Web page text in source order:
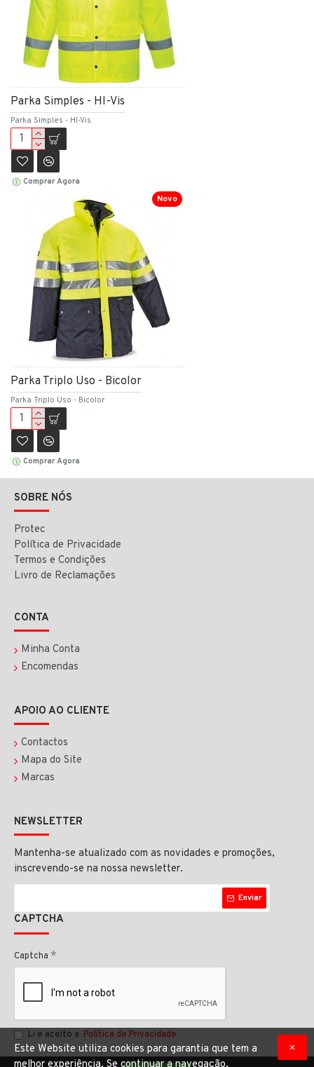
Parka Simples - HI-Vis
Parka Simples - HI-Vis
Comprar Agora
Novo
Parka Triplo Uso - Bicolor
Parka Triplo Uso - Bicolor
Comprar Agora
SOBRE NÓS
Protec
Política de Privacidade
Termos e Condições
Livro de Reclamações
CONTA
Minha Conta
Encomendas
APOIO AO CLIENTE
Contactos
Mapa do Site
Marcas
NEWSLETTER
Mantenha-se atualizado com as novidades e promoções,
inscrevendo-se na nossa newsletter.
Enviar
CAPTCHA
Captcha
Li e aceito a Política de Privacidade
Este Website utiliza cookies para garantia que tem a